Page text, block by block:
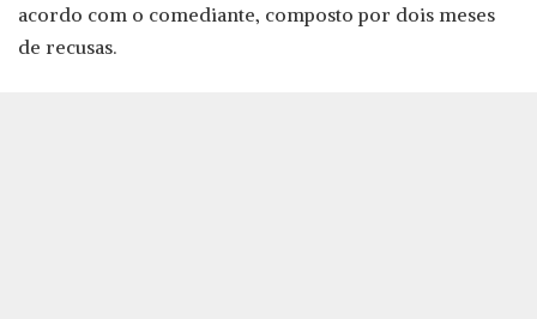
acordo com o comediante, composto por dois meses
de recusas.